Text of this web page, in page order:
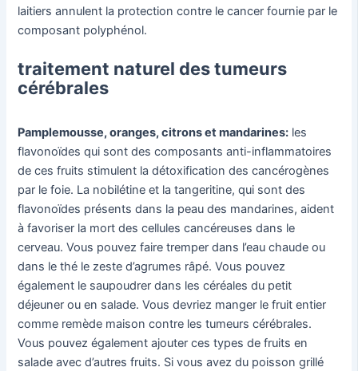
laitiers annulent la protection contre le cancer fournie par le
composant polyphénol.
traitement naturel des tumeurs
cérébrales
Pamplemousse, oranges, citrons et mandarines: les
flavonoïdes qui sont des composants anti-inflammatoires
de ces fruits stimulent la détoxification des cancérogènes
par le foie. La nobilétine et la tangeritine, qui sont des
flavonoïdes présents dans la peau des mandarines, aident
à favoriser la mort des cellules cancéreuses dans le
cerveau. Vous pouvez faire tremper dans l’eau chaude ou
dans le thé le zeste d’agrumes râpé. Vous pouvez
également le saupoudrer dans les céréales du petit
déjeuner ou en salade. Vous devriez manger le fruit entier
comme remède maison contre les tumeurs cérébrales.
Vous pouvez également ajouter ces types de fruits en
salade avec d’autres fruits. Si vous avez du poisson grillé